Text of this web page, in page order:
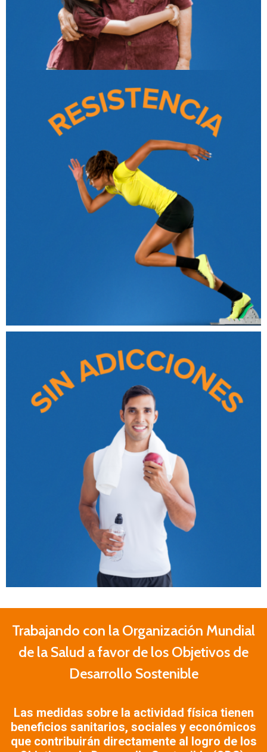
Trabajando con la Organización Mundial
de la Salud a favor de los Objetivos de
Desarrollo Sostenible
Las medidas sobre la actividad física tienen
beneficios sanitarios, sociales y económicos
que contribuirán directamente al logro de los